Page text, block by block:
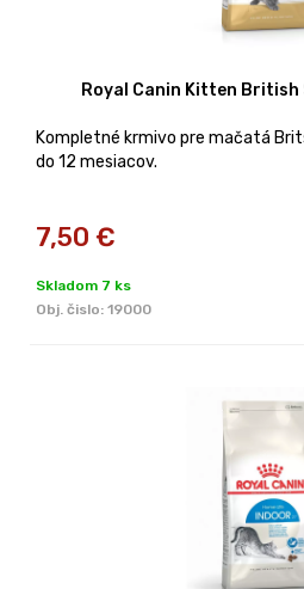
Royal Canin Kitten
Kompletné krmivo pre mačatá
do 12 mesiacov.
7,50 €
Skladom 7 ks
Obj. čislo: 19000